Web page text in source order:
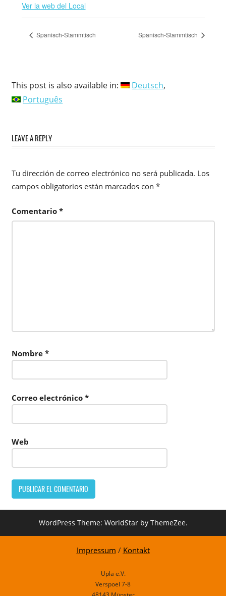
Ver la web del Local
Spanisch-Stammtisch Spanisch-Stammtisch
This post is also available in:
Deutsch
Português
LEAVE A REPLY
Tu dirección de correo electrónico no será publicada. Los
campos obligatorios están marcados con *
Comentario *
Nombre *
Correo electrónico *
Web
WordPress Theme: WorldStar by ThemeZee.
Impressum / Kontakt
Upla e.V.
Verspoel 7-8